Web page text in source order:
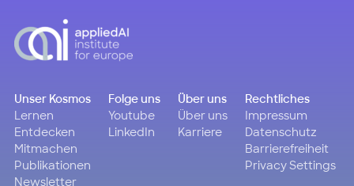
Unser Kosmos
Lernen
Entdecken
Mitmachen
Publikationen
Newsletter
Folge uns
Youtube
LinkedIn
Über uns
Über uns
Karriere
Rechtliches
Impressum
Datenschutz
Barrierefreiheit
Privacy Settings